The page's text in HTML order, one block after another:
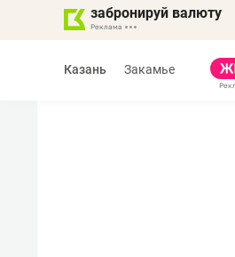
забронируй валюту
Казань Закамье